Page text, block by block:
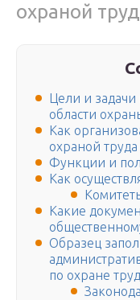
охраной
Цели и
области
Как
охраной труда
Функции и
Как
Какие
Образец
по охране